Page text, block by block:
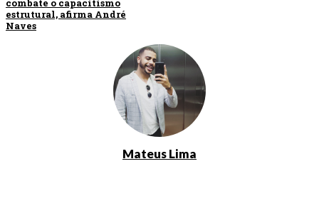
combate o capacitismo
estrutural, afirma André
Naves
Mateus Lima